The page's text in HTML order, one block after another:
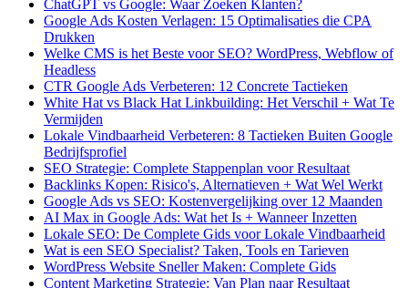
ChatGPT vs Google: Waar Zoeken Klanten?
Google Ads Kosten Verlagen: 15 Optimalisaties die CPA
Drukken
Welke CMS is het Beste voor SEO? WordPress, Webflow of
Headless
CTR Google Ads Verbeteren: 12 Concrete Tactieken
White Hat vs Black Hat Linkbuilding: Het Verschil + Wat Te
Vermijden
Lokale Vindbaarheid Verbeteren: 8 Tactieken Buiten Google
Bedrijfsprofiel
SEO Strategie: Complete Stappenplan voor Resultaat
Backlinks Kopen: Risico's, Alternatieven + Wat Wel Werkt
Google Ads vs SEO: Kostenvergelijking over 12 Maanden
AI Max in Google Ads: Wat het Is + Wanneer Inzetten
Lokale SEO: De Complete Gids voor Lokale Vindbaarheid
Wat is een SEO Specialist? Taken, Tools en Tarieven
WordPress Website Sneller Maken: Complete Gids
Content Marketing Strategie: Van Plan naar Resultaat